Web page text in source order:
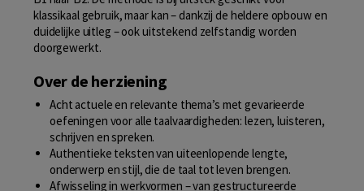
klassikaal gebruik, maar kan – dankzij de heldere opbouw en
duidelijke uitleg – ook uitstekend zelfstandig worden
doorgewerkt.
Over de herziening
Acht actuele en relevante thema’s met gevarieerde
oefeningen voor alle taalvaardigheden: lezen, luisteren,
schrijven en spreken.
Authentieke teksten van uiteenlopende lengte,
onderwerp en stijl, die de taal tot leven brengen.
Afwisseling in werkvormen – van gestructureerde